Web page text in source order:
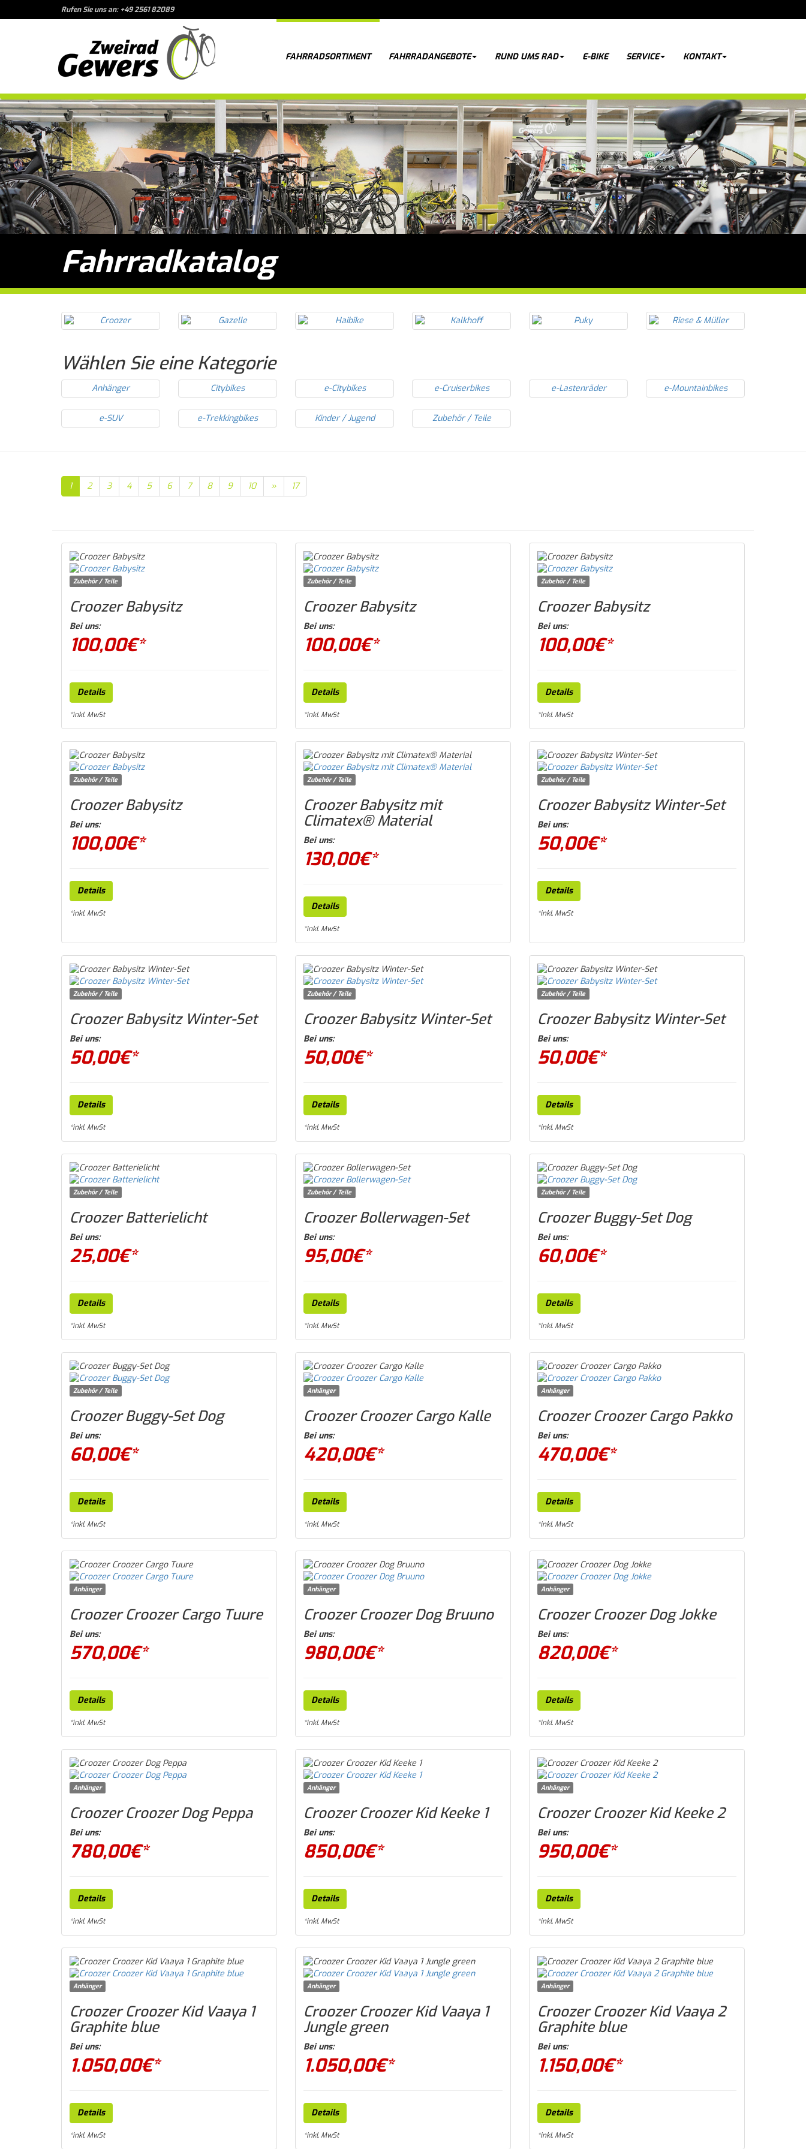
Rufen Sie uns an: +49 2561 82089
FAHRRADSORTIMENT FAHRRADANGEBOTE RUND UMS RAD E-BIKE SERVICE KONTAKT
Fahrradkatalog
Wählen Sie eine Kategorie
Anhänger Citybikes e-Citybikes e-Cruiserbikes e-Lastenräder e-Mountainbikes
e-SUV e-Trekkingbikes Kinder / Jugend Zubehör / Teile
1 2 3 4 5 6 7 8 9 10 » 17
Zubehör / Teile
Croozer Babysitz
Bei uns:
100,00€*
Details
*inkl. MwSt
Zubehör / Teile
Croozer Babysitz
Bei uns:
100,00€*
Details
*inkl. MwSt
Zubehör / Teile
Croozer Babysitz
Bei uns:
100,00€*
Details
*inkl. MwSt
Zubehör / Teile
Croozer Babysitz
Bei uns:
100,00€*
Details
*inkl. MwSt
Zubehör / Teile
Croozer Babysitz mit
Climatex® Material
Bei uns:
130,00€*
Details
*inkl. MwSt
Zubehör / Teile
Croozer Babysitz Winter-Set
Bei uns:
50,00€*
Details
*inkl. MwSt
Zubehör / Teile
Croozer Babysitz Winter-Set
Bei uns:
50,00€*
Details
*inkl. MwSt
Zubehör / Teile
Croozer Babysitz Winter-Set
Bei uns:
50,00€*
Details
*inkl. MwSt
Zubehör / Teile
Croozer Babysitz Winter-Set
Bei uns:
50,00€*
Details
*inkl. MwSt
Zubehör / Teile
Croozer Batterielicht
Bei uns:
25,00€*
Details
*inkl. MwSt
Zubehör / Teile
Croozer Bollerwagen-Set
Bei uns:
95,00€*
Details
*inkl. MwSt
Zubehör / Teile
Croozer Buggy-Set Dog
Bei uns:
60,00€*
Details
*inkl. MwSt
Zubehör / Teile
Croozer Buggy-Set Dog
Bei uns:
60,00€*
Details
*inkl. MwSt
Anhänger
Croozer Croozer Cargo Kalle
Bei uns:
420,00€*
Details
*inkl. MwSt
Anhänger
Croozer Croozer Cargo Pakko
Bei uns:
470,00€*
Details
*inkl. MwSt
Anhänger
Croozer Croozer Cargo Tuure
Bei uns:
570,00€*
Details
*inkl. MwSt
Anhänger
Croozer Croozer Dog Bruuno
Bei uns:
980,00€*
Details
*inkl. MwSt
Anhänger
Croozer Croozer Dog Jokke
Bei uns:
820,00€*
Details
*inkl. MwSt
Anhänger
Croozer Croozer Dog Peppa
Bei uns:
780,00€*
Details
*inkl. MwSt
Anhänger
Croozer Croozer Kid Keeke 1
Bei uns:
850,00€*
Details
*inkl. MwSt
Anhänger
Croozer Croozer Kid Keeke 2
Bei uns:
950,00€*
Details
*inkl. MwSt
Anhänger
Croozer Croozer Kid Vaaya 1
Graphite blue
Bei uns:
1.050,00€*
Details
*inkl. MwSt
Anhänger
Croozer Croozer Kid Vaaya 1
Jungle green
Bei uns:
1.050,00€*
Details
*inkl. MwSt
Anhänger
Croozer Croozer Kid Vaaya 2
Graphite blue
Bei uns:
1.150,00€*
Details
*inkl. MwSt